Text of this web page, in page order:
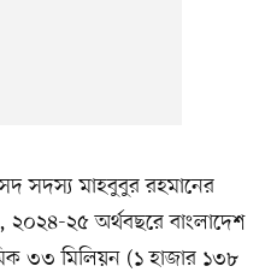
সদস্য মাহবুবুর রহমানের
২০২৪-২৫ অর্থবছরে বাংলাদেশ
৩৩ মিলিয়ন (১ হাজার ১৩৮